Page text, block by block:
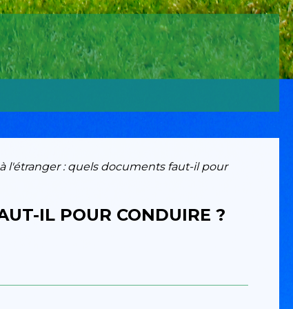
l'étranger : quels documents faut-il pour
IL POUR CONDUIRE ?